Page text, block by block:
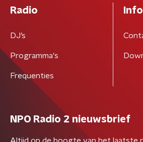
Radio
DJ’s
Programma's
Frequenties
Info
NPO Radio 2 nieuwsbrief